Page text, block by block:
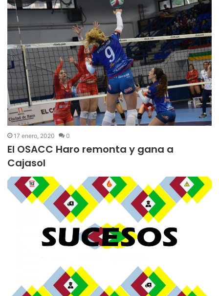
17 enero, 2020 0
El OSACC Haro remonta y gana a
Cajasol